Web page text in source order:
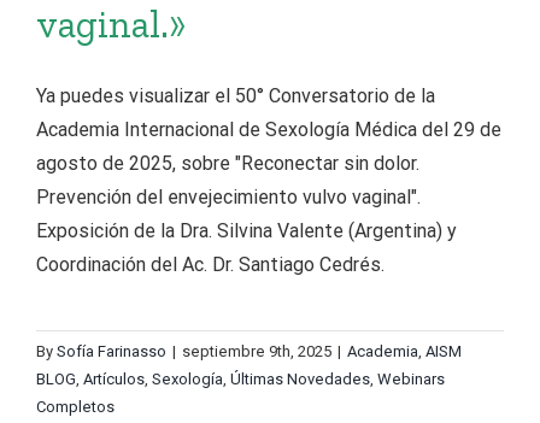
vaginal.»
Ya puedes visualizar el 50° Conversatorio de la
Academia Internacional de Sexología Médica del 29 de
agosto de 2025, sobre "Reconectar sin dolor.
Prevención del envejecimiento vulvo vaginal".
Exposición de la Dra. Silvina Valente (Argentina) y
Coordinación del Ac. Dr. Santiago Cedrés.
By Sofía Farinasso | septiembre 9th, 2025 | Academia, AISM
BLOG, Artículos, Sexología, Últimas Novedades, Webinars
Completos